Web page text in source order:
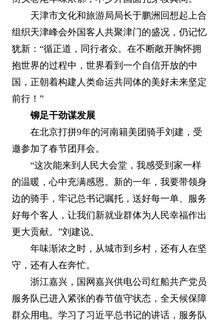
天津市文化和旅游局局长于鹏洲回想起上合
组织天津峰会外国客人共聚津门的盛况，仍记忆
犹新：“循正道，同行者众。在不断敞开胸怀拥
抱世界的过程中，世界看到一个自信开放的中
国，正朝着构建人类命运共同体的美好未来坚定
前行！”
铆足干劲谋发展
在北京打拼9年的河南籍美团骑手刘建，受
邀参加了春节团拜会。
“这次能来到人民大会堂，我感受到家一样
的温暖，心中充满感恩。新的一年，我要带领身
边的骑手，牢记总书记嘱托，送好每一单、服务
好每个客人，让我们新就业群体为人民幸福作出
更大贡献。”刘建说。
年味渐浓之时，从城市到乡村，还有人在坚
守，还有人在奔忙。
浙江嘉兴，国网嘉兴供电公司红船共产党员
服务队已进入紧张的春节值守状态，全天候保障
群众用电。学习了习近平总书记的讲话，服务队